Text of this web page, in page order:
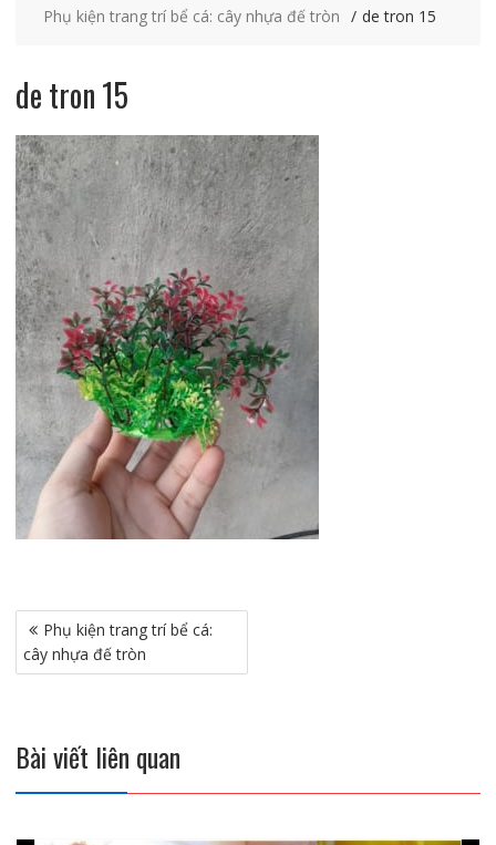
Phụ kiện trang trí bể cá: cây nhựa đế tròn
de tron 15
de tron 15
Điều
hướng
bài
Phụ kiện trang trí bể cá:
cây nhựa đế tròn
Bài viết liên quan